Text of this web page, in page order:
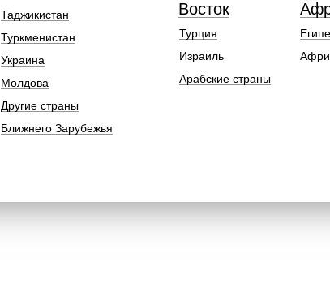
Таджикистан
Туркменистан
Украина
Молдова
Другие страны
Ближнего Зарубежья
Восток
Турция
Израиль
Арабские страны